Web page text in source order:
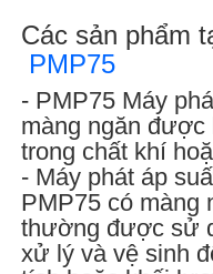
Các sản phẩm
PMP75
- PMP75 Máy
màng ngăn được
trong chất khí
- Máy phát áp
PMP75 có màng
thường được sử
xử lý và vệ sinh